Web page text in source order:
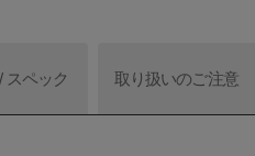
スペック 取り扱いのご注意